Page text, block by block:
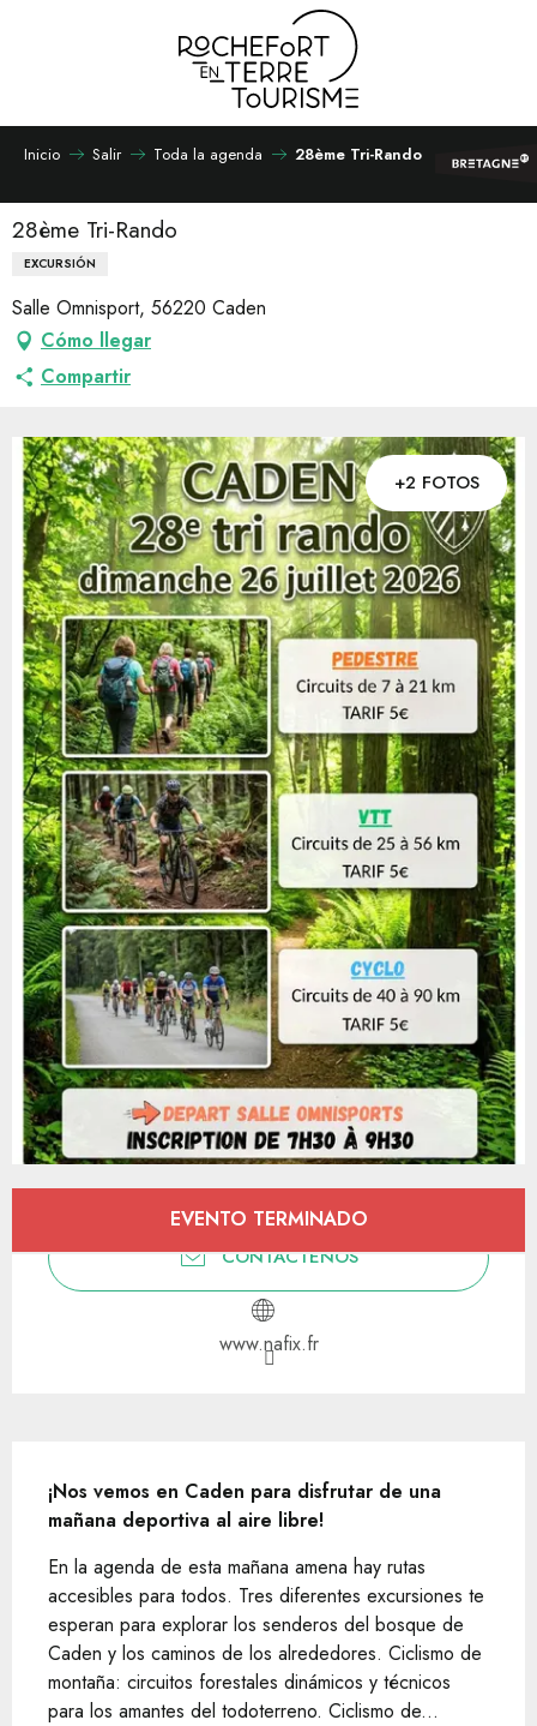
Inicio Salir Toda la agenda 28ème Tri-Rando
28ème Tri-Rando
EXCURSIÓN
Salle Omnisport, 56220 Caden
Cómo llegar
Compartir
+2 FOTOS
Horarios y datos de contacto
EVENTO TERMINADO
CONTÁCTENOS
www.nafix.fr
¡Nos vemos en Caden para disfrutar de una
mañana deportiva al aire libre!
En la agenda de esta mañana amena hay rutas
accesibles para todos. Tres diferentes excursiones te
esperan para explorar los senderos del bosque de
Caden y los caminos de los alrededores. Ciclismo de
montaña: circuitos forestales dinámicos y técnicos
para los amantes del todoterreno. Ciclismo de...